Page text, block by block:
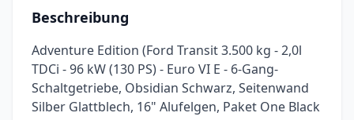
Beschreibung
Adventure Edition (Ford Transit 3.500 kg - 2,0l
TDCi - 96 kW (130 PS) - Euro VI E - 6-Gang-
Schaltgetriebe, Obsidian Schwarz, Seitenwand
Silber Glattblech, 16" Alufelgen, Paket One Black